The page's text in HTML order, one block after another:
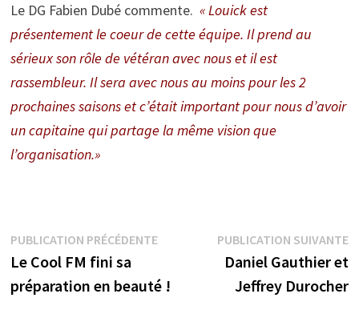
Le DG Fabien Dubé commente. « Louick est
présentement le coeur de cette équipe. Il prend au
sérieux son rôle de vétéran avec nous et il est
rassembleur. Il sera avec nous au moins pour les 2
prochaines saisons et c’était important pour nous d’avoir
un capitaine qui partage la même vision que
l’organisation.»
Navigation
de
l’article
PUBLICATION PRÉCÉDENTEPublication
précédente :
Le Cool FM fini sa
préparation en beauté !
PUBLICATION SUIVANTE
Daniel Gauthier et
Jeffrey Durocher